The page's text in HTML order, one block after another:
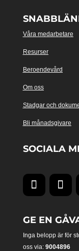
Våra medarbetare
Resurser
Beroendevård
Om oss
Stadgar och
Bli månadsgivare
SOCIALA
GE EN
Inga belopp är för
oss via: 9004896